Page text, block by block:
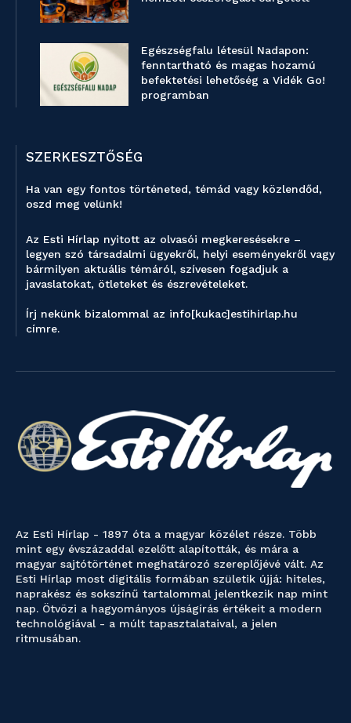
Egészségfalu létesül Nadapon:
fenntartható és magas hozamú
befektetési lehetőség a Vidék Go!
programban
SZERKESZTŐSÉG
Ha van egy fontos történeted, témád vagy közlendőd,
oszd meg velünk!
Az Esti Hírlap nyitott az olvasói megkeresésekre –
legyen szó társadalmi ügyekről, helyi eseményekről vagy
bármilyen aktuális témáról, szívesen fogadjuk a
javaslatokat, ötleteket és észrevételeket.
Írj nekünk bizalommal az info[kukac]estihirlap.hu
címre.
Az Esti Hírlap - 1897 óta a magyar közélet része. Több
mint egy évszázaddal ezelőtt alapították, és mára a
magyar sajtótörténet meghatározó szereplőjévé vált. Az
Esti Hírlap most digitális formában születik újjá: hiteles,
naprakész és sokszínű tartalommal jelentkezik nap mint
nap. Ötvözi a hagyományos újságírás értékeit a modern
technológiával - a múlt tapasztalataival, a jelen
ritmusában.